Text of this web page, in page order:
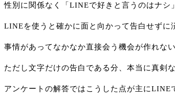
性別に関係なく「LINEで好きと言うのはナシ
LINEを使うと確かに面と向かって告白せずに
事情があってなかなか直接会う機会が作れな
ただし文字だけの告白である分、本当に真剣
アンケートの解答ではこうした点が主にLINE